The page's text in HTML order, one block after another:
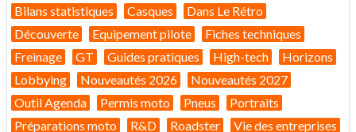
Bilans statistiques
Casques
Dans Le Rétro
Découverte
Equipement pilote
Fiches techniques
Freinage
GT Guides pratiques High-tech
Horizons
Lobbying
Nouveautés 2026
Nouveautés 2027
Outil Agenda
Permis moto Pneus
Portraits
Préparations moto
R&D Roadster Vie des entreprises